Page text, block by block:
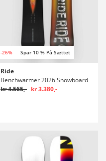
-26% Spar 10 % På Sættet
Ride
Benchwarmer 2026 Snowboard
kr 4.565,- kr 3.380,-